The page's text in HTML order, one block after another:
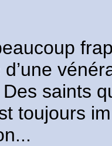
saints
toujours